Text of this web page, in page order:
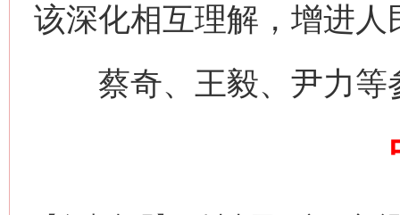
该深化相互理解，增进人
蔡奇、王毅、尹力等